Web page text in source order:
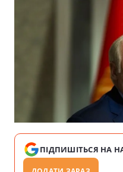
ПІДПИШІТЬСЯ НА